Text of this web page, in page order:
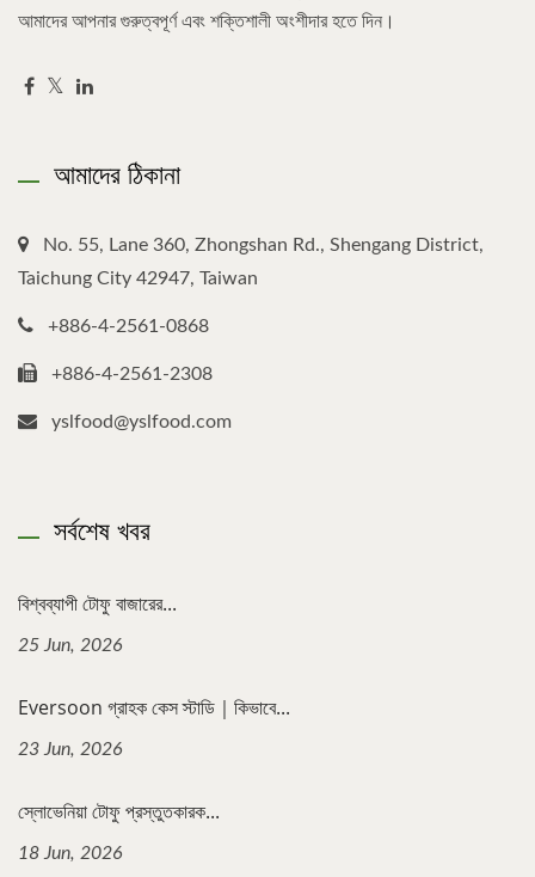
আমাদের আপনার গুরুত্বপূর্ণ এবং শক্তিশালী অংশীদার হতে দিন।
আমাদের ঠিকানা
No. 55, Lane 360, Zhongshan Rd., Shengang District,
Taichung City 42947, Taiwan
+886-4-2561-0868
+886-4-2561-2308
yslfood@yslfood.com
সর্বশেষ খবর
বিশ্বব্যাপী টোফু বাজারের...
25 Jun, 2026
Eversoon গ্রাহক কেস স্টাডি｜কিভাবে...
23 Jun, 2026
স্লোভেনিয়া টোফু প্রস্তুতকারক...
18 Jun, 2026